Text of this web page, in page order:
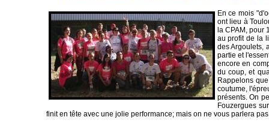
En ce mois
ont lieu à
la CPAM, pour
au profit de la
des Argoulets,
partie et
encore en
du coup, et
Rappelons
coutume,
présents. On
Fouzergues
finit en tête avec une jolie performance; mais on ne vous parlera